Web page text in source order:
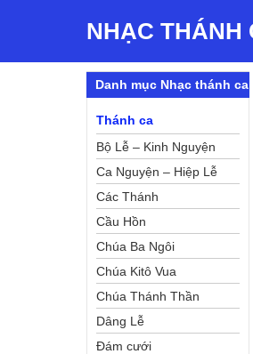
NHẠC THÁNH
Danh mục Nhạc thánh ca
Thánh ca
Bộ Lễ – Kinh Nguyện
Ca Nguyện – Hiệp Lễ
Các Thánh
Cầu Hồn
Chúa Ba Ngôi
Chúa Kitô Vua
Chúa Thánh Thần
Dâng Lễ
Đám cưới